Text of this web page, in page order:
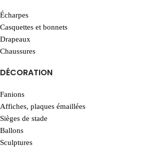
Écharpes
Casquettes et bonnets
Drapeaux
Chaussures
DÉCORATION
Fanions
Affiches, plaques émaillées
Sièges de stade
Ballons
Sculptures